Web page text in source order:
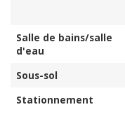
Salle de bains/salle
d'eau
Sous-sol
Stationnement